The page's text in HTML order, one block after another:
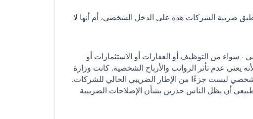
ضريبة الشركات هذه على الدخل الشخصي، أم أنها لا
من التوظيف أو العقارات أو الاستثمارات أو
يعني عدم تأثر الرواتب والأرباح الشخصية. كانت وزارة
ليست جزءًا من الإطار الضريبي الحالي للشركات.
أن يظل الناس حذرين بشأن الإصلاحات الضريبية